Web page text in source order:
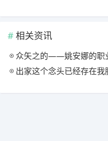
相关资讯
众矢之的——姚安娜的职业选择得罪了谁
出家这个念头已经存在我脑海很多年了，但我是个独女，既怕父母